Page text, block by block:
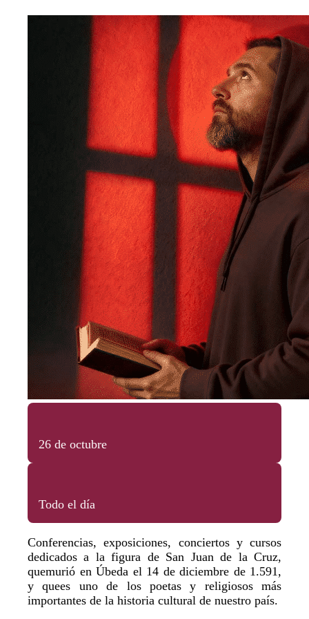
26 de octubre
Todo el día
Conferencias, exposiciones, conciertos y cursos
dedicados a la figura de San Juan de la Cruz,
quemurió en Úbeda el 14 de diciembre de 1.591,
y quees uno de los poetas y religiosos más
importantes de la historia cultural de nuestro país.